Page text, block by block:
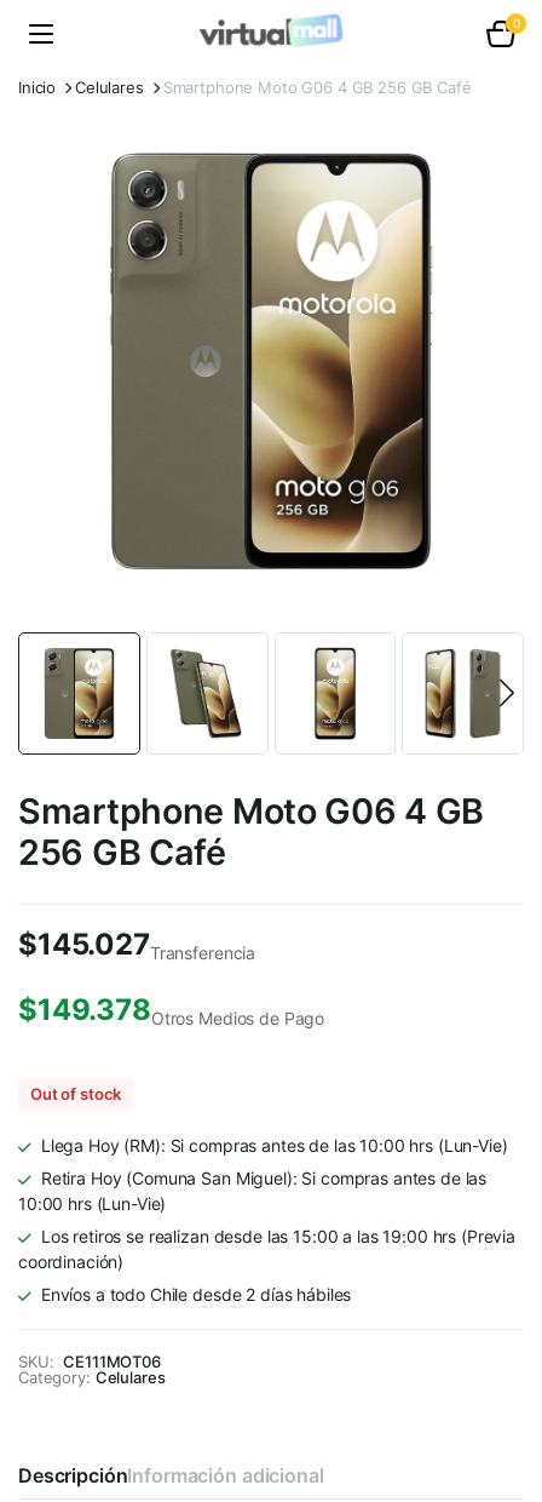
0
Inicio Celulares Smartphone Moto G06 4 GB 256 GB Café
Smartphone Moto G06 4 GB
256 GB Café
$145.027Transferencia
$149.378Otros Medios de Pago
Out of stock
Llega Hoy (RM): Si compras antes de las 10:00 hrs (Lun-Vie)
Retira Hoy (Comuna San Miguel): Si compras antes de las
10:00 hrs (Lun-Vie)
Los retiros se realizan desde las 15:00 a las 19:00 hrs (Previa
coordinación)
Envíos a todo Chile desde 2 días hábiles
SKU: CE111MOT06
Category: Celulares
DescripciónInformación adicional